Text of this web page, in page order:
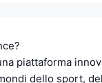
piattaforma
dello sport,